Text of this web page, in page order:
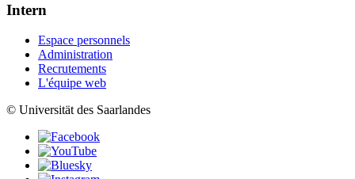
Intern
Espace personnels
Administration
Recrutements
L'équipe web
© Universität des Saarlandes